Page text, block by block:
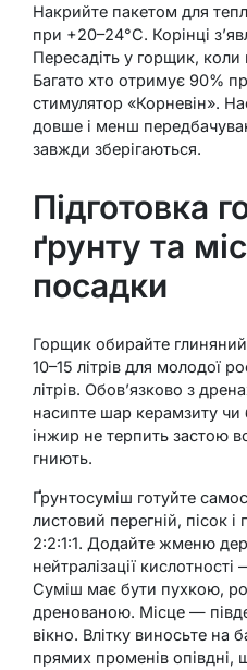
Накрийте пакетом для
при +20–24°C. Корінці
Пересадіть у горщик, коли
Багато хто отримує 90%
стимулятор «Корневін».
довше і менш
завжди зберігаються.
Підготовка
ґрунту та
посадки
Горщик обирайте
10–15 літрів для молодої
літрів. Обов’язково з
насипте шар керамзиту
інжир не терпить застою
гниють.
Ґрунтосуміш готуйте
листовий перегній, пісок і
2:2:1:1. Додайте жменю
нейтралізації
Суміш має бути пухкою,
дренованою. Місце —
вікно. Влітку виносьте на
прямих променів опівдні,